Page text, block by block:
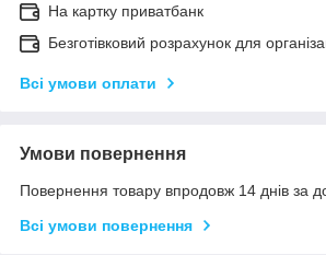
На картку приватбанк
Безготівковий розрахунок для
Всі умови оплати
Умови повернення
Повернення товару впродовж 14 днів за
Всі умови повернення